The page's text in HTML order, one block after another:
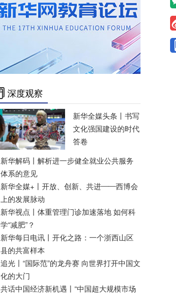
深度观察
新华全媒头条丨 书写
文化强国建设的时代
答卷
新华解码丨解析进一步健全就业公共服务
体系的意见
新华全媒+丨 开放、创新、共进——西博会
上的发展脉动
新华视点丨 体重管理门诊加速落地 如何科
学“减肥”？
新华每日电讯丨 开化之路：一个浙西山区
县的共富样本
追光丨 “国际范”的龙舟赛 向世界打开中国文
化的大门
共话中国经济新机遇丨“中国超大规模市场